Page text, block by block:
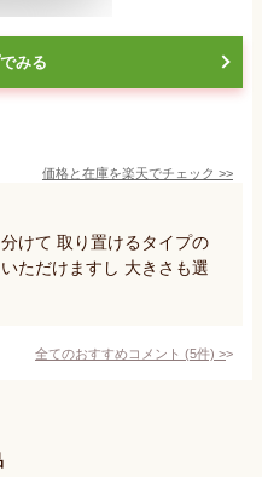
みる
価格と在庫を楽天でチェック >>
けて 取り置けるタイプの
ただけますし 大きさも選
全てのおすすめコメント (5件) >